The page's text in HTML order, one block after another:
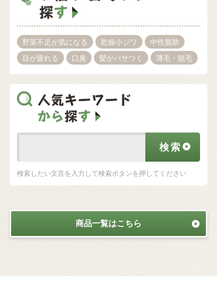
野菜不足が気になる 乾燥小ジワ
中性脂肪
目が疲れる
口臭 髪がパサつく 薄毛・脱毛
検索したい文言を入力して検索ボタンを押してください
商品一覧はこちら